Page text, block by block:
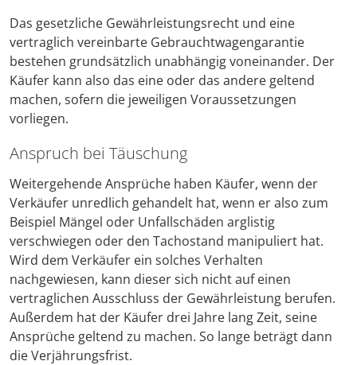
Das gesetzliche Gewährleistungsrecht und eine
vertraglich vereinbarte Gebrauchtwagengarantie
bestehen grundsätzlich unabhängig voneinander. Der
Käufer kann also das eine oder das andere geltend
machen, sofern die jeweiligen Voraussetzungen
vorliegen.
Anspruch bei Täuschung
Weitergehende Ansprüche haben Käufer, wenn der
Verkäufer unredlich gehandelt hat, wenn er also zum
Beispiel Mängel oder Unfallschäden arglistig
verschwiegen oder den Tachostand manipuliert hat.
Wird dem Verkäufer ein solches Verhalten
nachgewiesen, kann dieser sich nicht auf einen
vertraglichen Ausschluss der Gewährleistung berufen.
Außerdem hat der Käufer drei Jahre lang Zeit, seine
Ansprüche geltend zu machen. So lange beträgt dann
die Verjährungsfrist.